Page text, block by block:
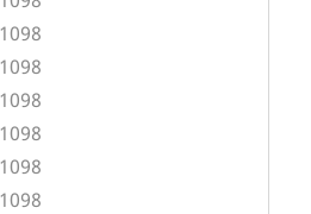
1098
1098
1098
1098
1098
1098